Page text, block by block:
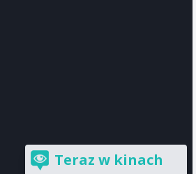
Teraz w kinach